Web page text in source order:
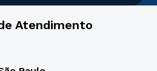
Atendimento